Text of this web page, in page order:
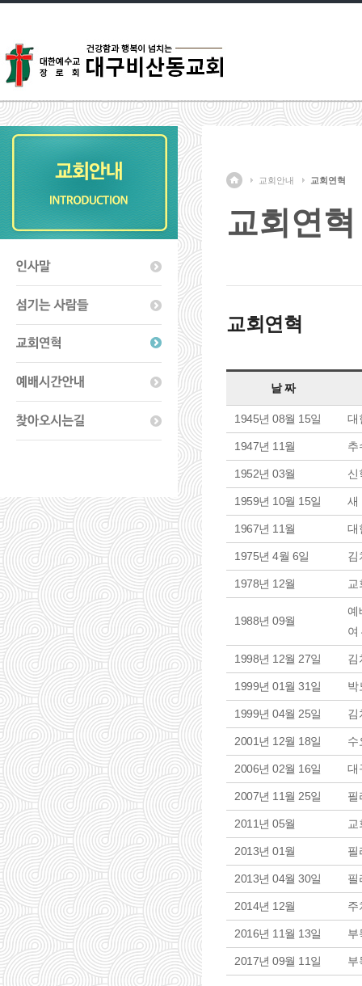
교회안내 교회연혁
교회연혁
교회연혁
날 짜
1945년 08월 15일 대
1947년 11월 추
1952년 03월 신
1959년 10월 15일 새
1967년 11월 대
1975년 4월 6일 김
1978년 12월 교
1988년 09월
예
여
1998년 12월 27일 김
1999년 01월 31일 박
1999년 04월 25일 김
2001년 12월 18일 수
2006년 02월 16일 대
2007년 11월 25일 필
2011년 05월 교
2013년 01월 필
2013년 04월 30일 필
2014년 12월 주
2016년 11월 13일 부
2017년 09월 11일 부